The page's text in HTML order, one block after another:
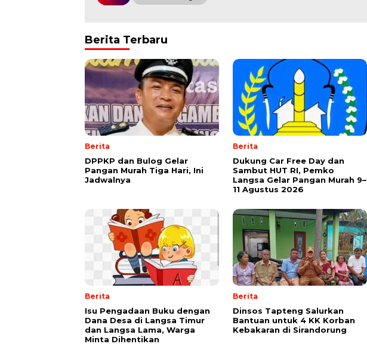
Berita Terbaru
Berita
DPPKP dan Bulog Gelar
Pangan Murah Tiga Hari, Ini
Jadwalnya
Berita
Dukung Car Free Day dan
Sambut HUT RI, Pemko
Langsa Gelar Pangan Murah 9–
11 Agustus 2026
Berita
Isu Pengadaan Buku dengan
Dana Desa di Langsa Timur
dan Langsa Lama, Warga
Minta Dihentikan
Berita
Dinsos Tapteng Salurkan
Bantuan untuk 4 KK Korban
Kebakaran di Sirandorung